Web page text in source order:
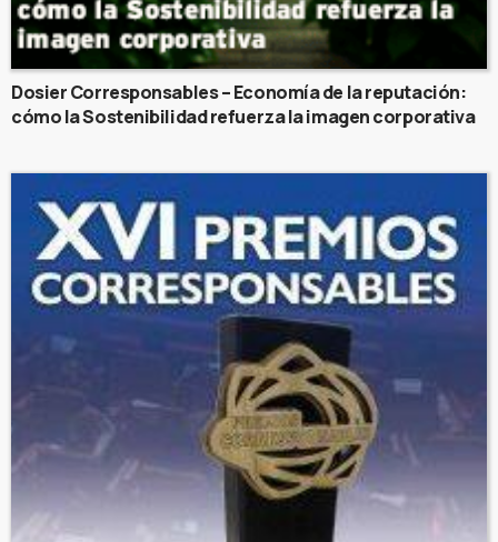
Dosier Corresponsables – Economía de la reputación:
cómo la Sostenibilidad refuerza la imagen corporativa